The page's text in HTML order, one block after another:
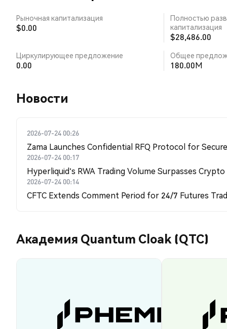
Рыночная капитализация
$0.00
Полностью
капитализация
$28,486.00
Циркулирующее предложение
0.00
Общее
180.00M
Новости
2026-07-24 00:26
Zama Launches Confidential RFQ Protocol for
2026-07-24 00:17
Hyperliquid's RWA Trading Volume Surpasses
2026-07-24 00:14
CFTC Extends Comment Period for 24/7 Futures
Академия Quantum Cloak (QTC)